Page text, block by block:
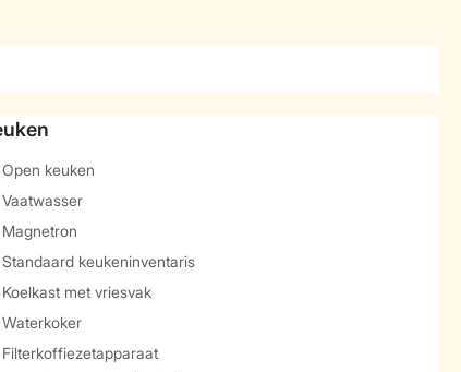
Open keuken
Vaatwasser
Magnetron
Standaard keukeninventaris
Koelkast met vriesvak
Waterkoker
Filterkoffiezetapparaat